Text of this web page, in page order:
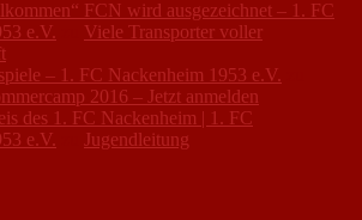
FCN wird ausgezeichnet – 1. FC
e.V.
Viele Transporter voller
– 1. FC Nackenheim 1953 e.V.
2016 – Jetzt anmelden
des 1. FC Nackenheim | 1. FC
e.V.
Jugendleitung